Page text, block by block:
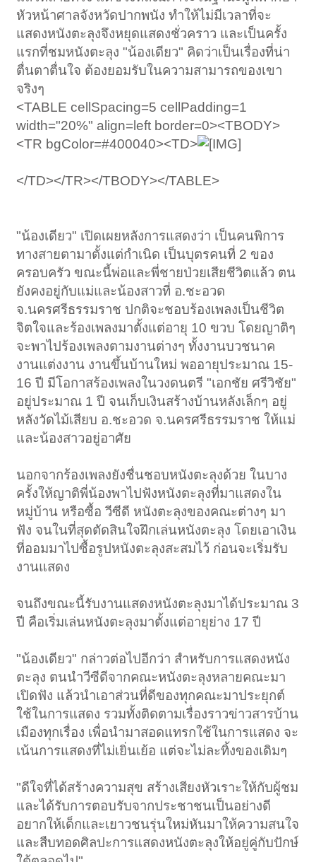
หัวหน้าศาลจังหวัดปากพนัง ทำให้ไม่มีเวลาที่จะ
แสดงหนังตะลุงจึงหยุดแสดงชั่วคราว และเป็นครั้ง
แรกที่ชมหนังตะลุง "น้องเดียว" คิดว่าเป็นเรื่องที่น่า
ตื่นตาตื่นใจ ต้องยอมรับในความสามารถของเขา
จริงๆ
<TABLE cellSpacing=5 cellPadding=1
width="20%" align=left border=0><TBODY>
<TR bgColor=#400040><TD>
</TD></TR></TBODY></TABLE>
"น้องเดียว" เปิดเผยหลังการแสดงว่า เป็นคนพิการ
ทางสายตามาตั้งแต่กำเนิด เป็นบุตรคนที่ 2 ของ
ครอบครัว ขณะนี้พ่อและพี่ชายป่วยเสียชีวิตแล้ว ตน
ยังคงอยู่กับแม่และน้องสาวที่ อ.ชะอวด
จ.นครศรีธรรมราช ปกติจะชอบร้องเพลงเป็นชีวิต
จิตใจและร้องเพลงมาตั้งแต่อายุ 10 ขวบ โดยญาติๆ
จะพาไปร้องเพลงตามงานต่างๆ ทั้งงานบวชนาค
งานแต่งงาน งานขึ้นบ้านใหม่ พออายุประมาณ 15-
16 ปี มีโอกาสร้องเพลงในวงดนตรี "เอกชัย ศรีวิชัย"
อยู่ประมาณ 1 ปี จนเก็บเงินสร้างบ้านหลังเล็กๆ อยู่
หลังวัดไม้เสียบ อ.ชะอวด จ.นครศรีธรรมราช ให้แม่
และน้องสาวอยู่อาศัย
นอกจากร้องเพลงยังชื่นชอบหนังตะลุงด้วย ในบาง
ครั้งให้ญาติพี่น้องพาไปฟังหนังตะลุงที่มาแสดงใน
หมู่บ้าน หรือซื้อ วีซีดี หนังตะลุงของคณะต่างๆ มา
ฟัง จนในที่สุดตัดสินใจฝึกเล่นหนังตะลุง โดยเอาเงิน
ที่ออมมาไปซื้อรูปหนังตะลุงสะสมไว้ ก่อนจะเริ่มรับ
งานแสดง
จนถึงขณะนี้รับงานแสดงหนังตะลุงมาได้ประมาณ 3
ปี คือเริ่มเล่นหนังตะลุงมาตั้งแต่อายุย่าง 17 ปี
"น้องเดียว" กล่าวต่อไปอีกว่า สำหรับการแสดงหนัง
ตะลุง ตนนำวีซีดีจากคณะหนังตะลุงหลายคณะมา
เปิดฟัง แล้วนำเอาส่วนที่ดีของทุกคณะมาประยุกต์
ใช้ในการแสดง รวมทั้งติดตามเรื่องราวข่าวสารบ้าน
เมืองทุกเรื่อง เพื่อนำมาสอดแทรกใช้ในการแสดง จะ
เน้นการแสดงที่ไม่เยิ่นเย้อ แต่จะไม่ละทิ้งของเดิมๆ
"ดีใจที่ได้สร้างความสุข สร้างเสียงหัวเราะให้กับผู้ชม
และได้รับการตอบรับจากประชาชนเป็นอย่างดี
อยากให้เด็กและเยาวชนรุ่นใหม่หันมาให้ความสนใจ
และสืบทอดศิลปะการแสดงหนังตะลุงให้อยู่คู่กับปักษ์